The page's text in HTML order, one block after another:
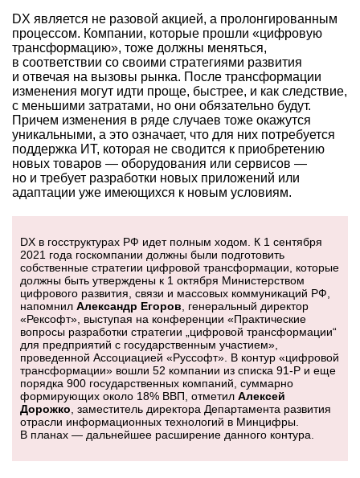
DX является не разовой акцией, а пролонгированным
процессом. Компании, которые прошли «цифровую
трансформацию», тоже должны меняться,
в соответствии со своими стратегиями развития
и отвечая на вызовы рынка. После трансформации
изменения могут идти проще, быстрее, и как следствие,
с меньшими затратами, но они обязательно будут.
Причем изменения в ряде случаев тоже окажутся
уникальными, а это означает, что для них потребуется
поддержка ИТ, которая не сводится к приобретению
новых товаров — оборудования или сервисов —
но и требует разработки новых приложений или
адаптации уже имеющихся к новым условиям.
DX в госструктурах РФ идет полным ходом. К 1 сентября
2021 года госкомпании должны были подготовить
собственные стратегии цифровой трансформации, которые
должны быть утверждены к 1 октября Министерством
цифрового развития, связи и массовых коммуникаций РФ,
напомнил Александр Егоров, генеральный директор
«Рексофт», выступая на конференции «Практические
вопросы разработки стратегии „цифровой трансформации“
для предприятий с государственным участием»,
проведенной Ассоциацией «Руссофт». В контур «цифровой
трансформации» вошли 52 компании из списка 91-Р и еще
порядка 900 государственных компаний, суммарно
формирующих около 18% ВВП, отметил Алексей
Дорожко, заместитель директора Департамента развития
отрасли информационных технологий в Минцифры.
В планах — дальнейшее расширение данного контура.